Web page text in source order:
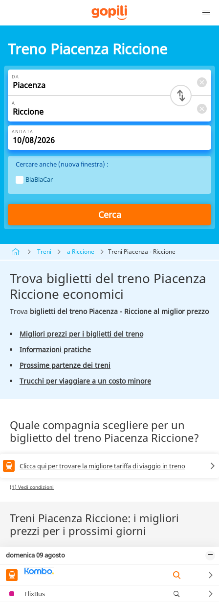
Treno Piacenza Riccione
DA
A
ANDATA
Cercare anche (nuova finestra) :
BlaBlaCar
Cerca
Treni a Riccione Treni Piacenza - Riccione
Trova biglietti del treno Piacenza
Riccione economici
Trova biglietti del treno Piacenza - Riccione al miglior prezzo
Migliori prezzi per i biglietti del treno
Informazioni pratiche
Prossime partenze dei treni
Trucchi per viaggiare a un costo minore
Quale compagnia scegliere per un
biglietto del treno Piacenza Riccione?
Clicca qui per trovare la migliore tariffa di viaggio in treno
(1) Vedi condizioni
Treni Piacenza Riccione: i migliori
prezzi per i prossimi giorni
domenica 09 agosto
FlixBus